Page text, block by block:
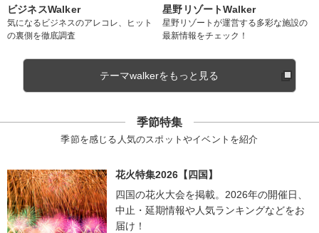
ビジネスWalker
気になるビジネスのアレコレ、ヒット
の裏側を徹底調査
星野リゾートWalker
星野リゾートが運営する多彩な施設の
最新情報をチェック！
テーマwalkerをもっと見る
季節特集
季節を感じる人気のスポットやイベントを紹介
花火特集2026【四国】
四国の花火大会を掲載。2026年の開催日、
中止・延期情報や人気ランキングなどをお
届け！